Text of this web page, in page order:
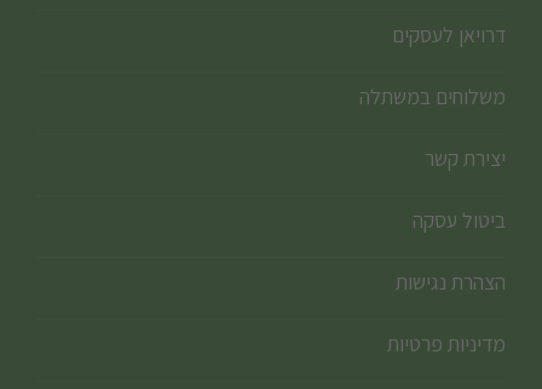
דרויאן לעסקים
משלוחים במשתלה
יצירת קשר
ביטול עסקה
הצהרת נגישות
מדיניות פרטיות